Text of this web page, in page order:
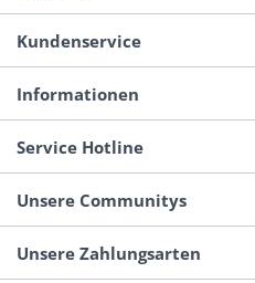
Kundenservice
Informationen
Service Hotline
Unsere Communitys
Unsere Zahlungsarten